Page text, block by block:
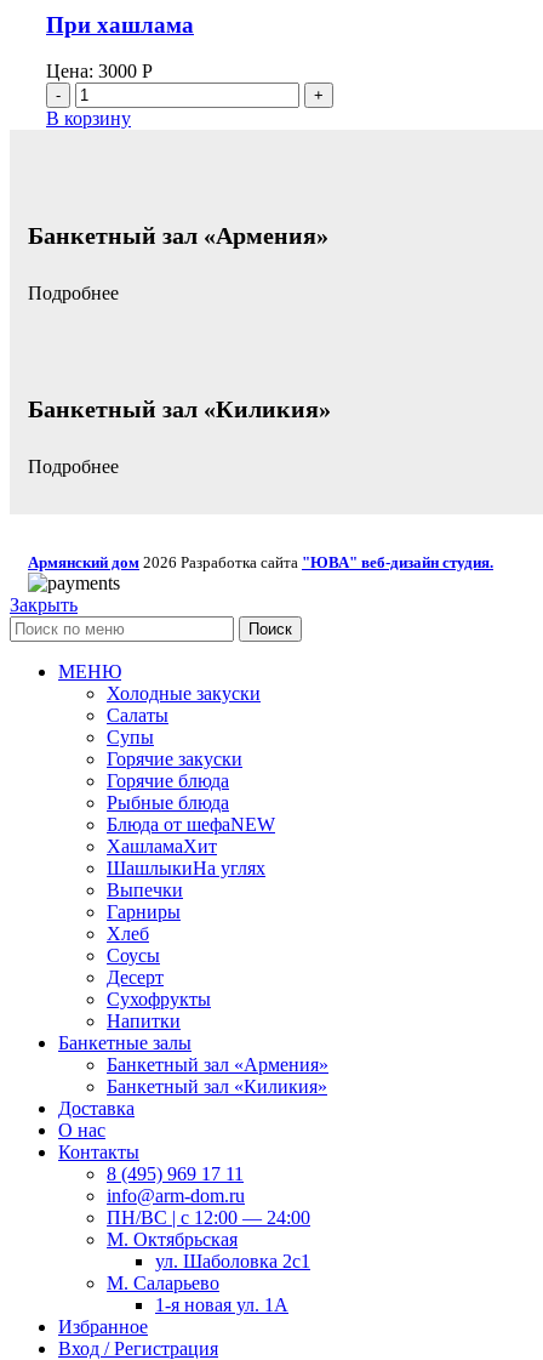
При хашлама
Цена: 3000 Р
Количество
товара
При
В корзину
Банкетный зал «Армения»
Подробнее
Банкетный зал «Киликия»
Подробнее
Армянский дом 2026 Разработка сайта "ЮВА" веб-дизайн студия.
Закрыть
Поиск
МЕНЮ
Холодные закуски
Салаты
Супы
Горячие закуски
Горячие блюда
Рыбные блюда
Блюда от шефаNEW
ХашламаХит
ШашлыкиНа углях
Выпечки
Гарниры
Хлеб
Соусы
Десерт
Сухофрукты
Напитки
Банкетные залы
Банкетный зал «Армения»
Банкетный зал «Киликия»
Доставка
О нас
Контакты
8 (495) 969 17 11
info@arm-dom.ru
ПН/ВС | c 12:00 — 24:00
М. Октябрьская
ул. Шаболовка 2с1
М. Саларьево
1-я новая ул. 1А
Избранное
Вход / Регистрация